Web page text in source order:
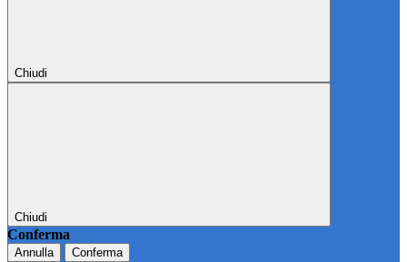
Chiudi
Chiudi
Conferma
Annulla Conferma